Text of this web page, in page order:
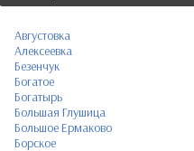
Августовка
Алексеевка
Безенчук
Богатое
Богатырь
Большая Глушица
Большое Ермаково
Борское